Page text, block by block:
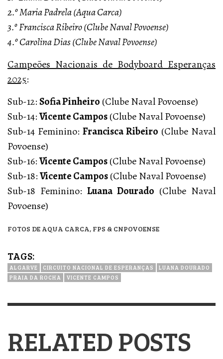
2.º Maria Padrela (Aqua Carca)
3.º Francisca Ribeiro (Clube Naval Povoense)
4.º Carolina Dias (Clube Naval Povoense)
Campeões Nacionais de Bodyboard Esperanças
2025:
Sub-12:Sofia Pinheiro (Clube Naval Povoense)
Sub-14:Vicente Campos(Clube Naval Povoense)
Sub-14 Feminino: Francisca Ribeiro (Clube Naval
Povoense)
Sub-16:Vicente Campos(Clube Naval Povoense)
Sub-18:Vicente Campos(Clube Naval Povoense)
Sub-18 Feminino: Luana Dourado (Clube Naval
Povoense)
FOTOS DE AQUA CARCA, FPS & CNPOVOENSE
TAGS:
ALGARVE CIRCUITO NACIONAL DE ESPERANÇAS
LUANA DOURADO
PRAIA DA ROCHA
VICENTE CAMPOS
RELATED POSTS